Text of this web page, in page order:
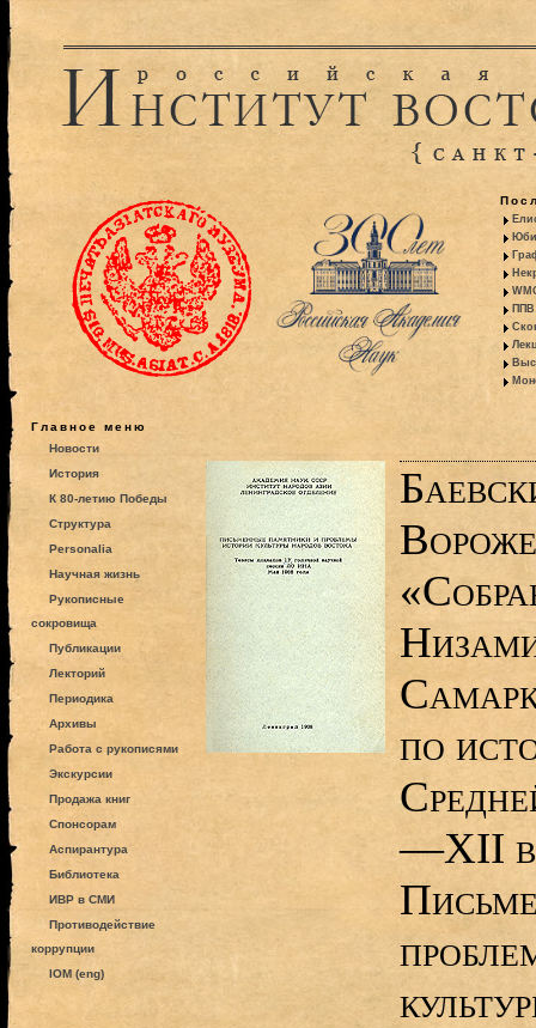
ППВ
Главное меню
Новости
История
К 80-летию Победы
Структура
Personalia
Научная жизнь
Рукописные
сокровища
Публикации
Лекторий
Периодика
Архивы
Работа с рукописями
Экскурсии
Продажа книг
Спонсорам
Аспирантура
Библиотека
ИВР в СМИ
Противодействие
коррупции
IOM (eng)
по
—ХII